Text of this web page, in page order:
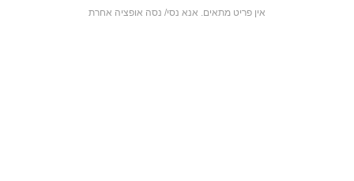
אין פריט מתאים. אנא נסי/ נסה אופציה אחרת